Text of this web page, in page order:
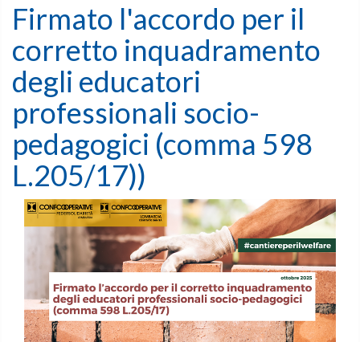
Firmato l'accordo per il
corretto inquadramento
degli educatori
professionali socio-
pedagogici (comma 598
L.205/17))